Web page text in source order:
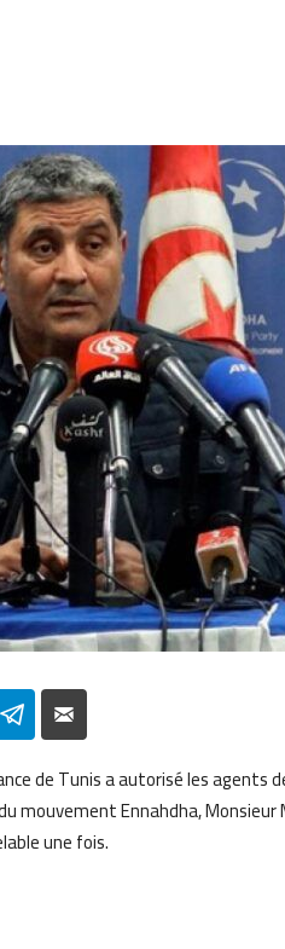
Reddit Telegram
de Tunis a autorisé les agents
mouvement Ennahdha,
une fois.